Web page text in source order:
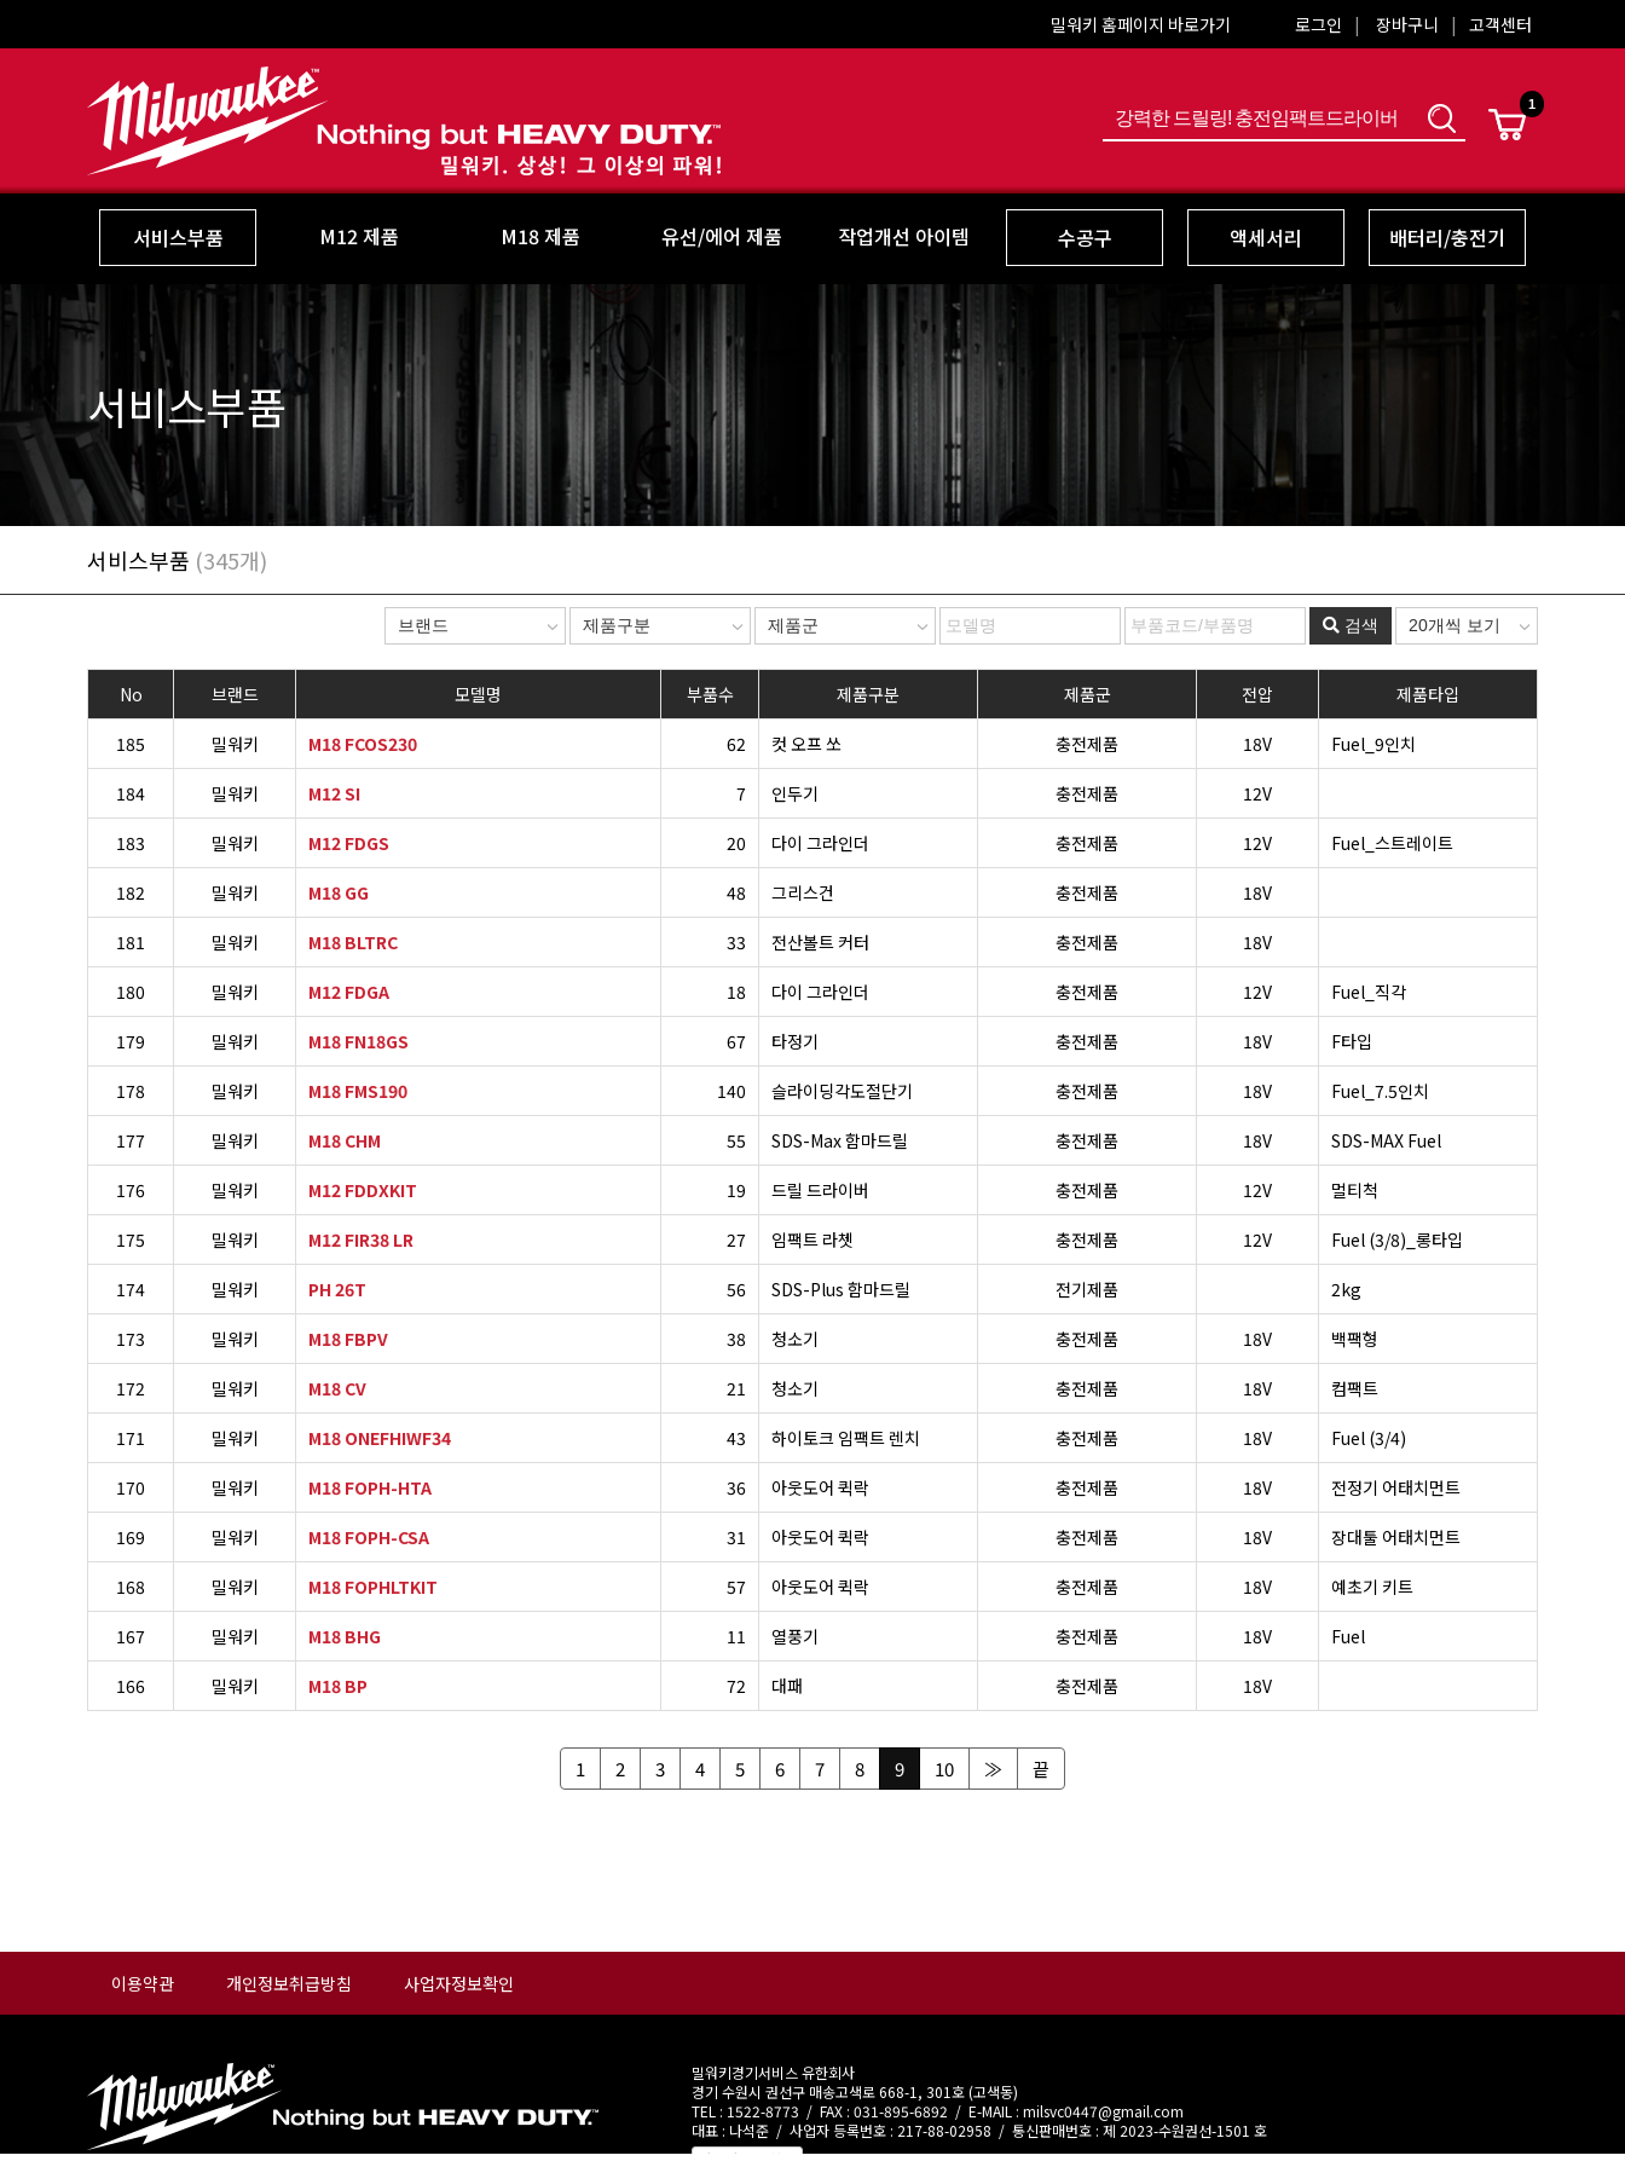
밀워키 홈페이지 바로가기 로그인 장바구니 고객센터
1
서비스부품 M12 제품 M18 제품 유선/에어 제품 작업개선 아이템 수공구 액세서리 배터리/충전기
서비스부품
서비스부품 (345개)
검색
No 브랜드 모델명 부품수 제품구분 제품군 전압 제품타입
185 밀워키 M18 FCOS230 62 컷 오프 쏘 충전제품 18V Fuel_9인치
184 밀워키 M12 SI 7 인두기 충전제품 12V
183 밀워키 M12 FDGS 20 다이 그라인더 충전제품 12V Fuel_스트레이트
182 밀워키 M18 GG 48 그리스건 충전제품 18V
181 밀워키 M18 BLTRC 33 전산볼트 커터 충전제품 18V
180 밀워키 M12 FDGA 18 다이 그라인더 충전제품 12V Fuel_직각
179 밀워키 M18 FN18GS 67 타정기 충전제품 18V F타입
178 밀워키 M18 FMS190 140 슬라이딩각도절단기 충전제품 18V Fuel_7.5인치
177 밀워키 M18 CHM 55 SDS-Max 함마드릴 충전제품 18V SDS-MAX Fuel
176 밀워키 M12 FDDXKIT 19 드릴 드라이버 충전제품 12V 멀티척
175 밀워키 M12 FIR38 LR 27 임팩트 라쳇 충전제품 12V Fuel (3/8)_롱타입
174 밀워키 PH 26T 56 SDS-Plus 함마드릴 전기제품 2kg
173 밀워키 M18 FBPV 38 청소기 충전제품 18V 백팩형
172 밀워키 M18 CV 21 청소기 충전제품 18V 컴팩트
171 밀워키 M18 ONEFHIWF34 43 하이토크 임팩트 렌치 충전제품 18V Fuel (3/4)
170 밀워키 M18 FOPH-HTA 36 아웃도어 퀵락 충전제품 18V 전정기 어태치먼트
169 밀워키 M18 FOPH-CSA 31 아웃도어 퀵락 충전제품 18V 장대툴 어태치먼트
168 밀워키 M18 FOPHLTKIT 57 아웃도어 퀵락 충전제품 18V 예초기 키트
167 밀워키 M18 BHG 11 열풍기 충전제품 18V Fuel
166 밀워키 M18 BP 72 대패 충전제품 18V
1 2 3 4 5 6 7 8 9 10 ≫ 끝
이용약관 개인정보취급방침 사업자정보확인
밀워키경기서비스 유한회사
경기 수원시 권선구 매송고색로 668-1, 301호 (고색동)
TEL : 1522-8773 / FAX : 031-895-6892 / E-MAIL : milsvc0447@gmail.com
대표 : 나석준 / 사업자 등록번호 : 217-88-02958 / 통신판매번호 : 제 2023-수원권선-1501 호
사업자정보 확인